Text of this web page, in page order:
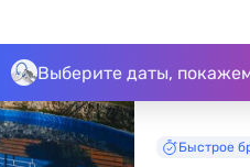
Выберите даты,
Чемал,
До центра -
Быстрое